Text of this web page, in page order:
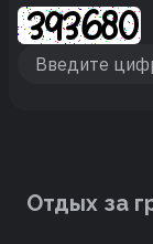
Отдых за